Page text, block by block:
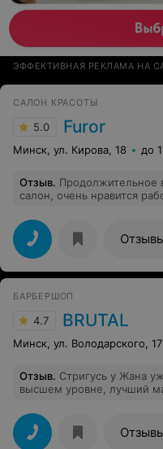
ЭФФЕКТИВНАЯ РЕКЛАМА НА
САЛОН КРАСОТЫ
5.0 Furor
Минск, ул. Кирова, 18 до
Отзыв. Продолжительное
салон, очень нравится
Материалы, которыми
выдерживают 3 недели.
процветания.
БАРБЕРШОП
4.7 BRUTAL
Минск, ул. Володарского, 17
Отзыв. Стригусь у Жана
высшем уровне, лучший